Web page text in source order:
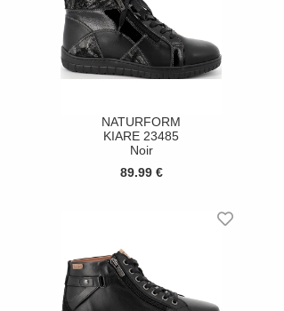
NATURFORM
KIARE 23485
Noir
89.99 €